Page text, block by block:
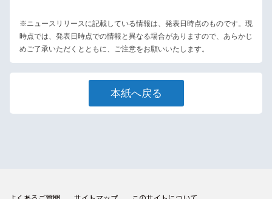
※ニュースリリースに記載している情報は、発表日時点のものです。現
時点では、発表日時点での情報と異なる場合がありますので、あらかじ
めご了承いただくとともに、ご注意をお願いいたします。
本紙へ戻る